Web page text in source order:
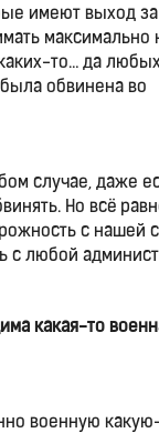
имеют выход
то… да
обвинена во
случае, даже
Но всё
с нашей
с любой
какая-то
военную